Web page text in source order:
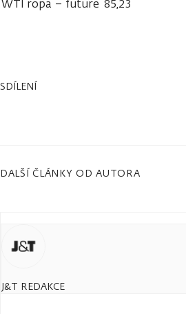
WTI ropa – future 85,23
SDÍLENÍ
DALŠÍ ČLÁNKY OD AUTORA
J&T REDAKCE